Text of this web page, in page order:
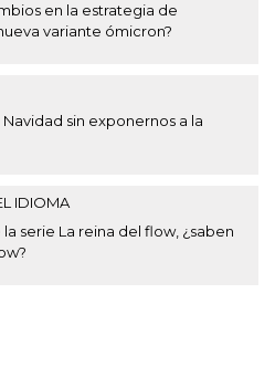
en la estrategia de
variante ómicron?
sin exponernos a la
IDIOMA
serie La reina del flow, ¿saben